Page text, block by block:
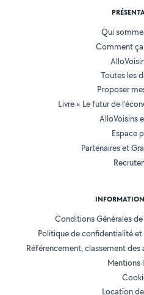
Qui
Comment
Toutes les
Proposer
Livre « Le futur de
AlloVoisins
Espace
Partenaires et
Conditions Générales
Politique de confidentialité
Référencement, classement
Mentions
Location